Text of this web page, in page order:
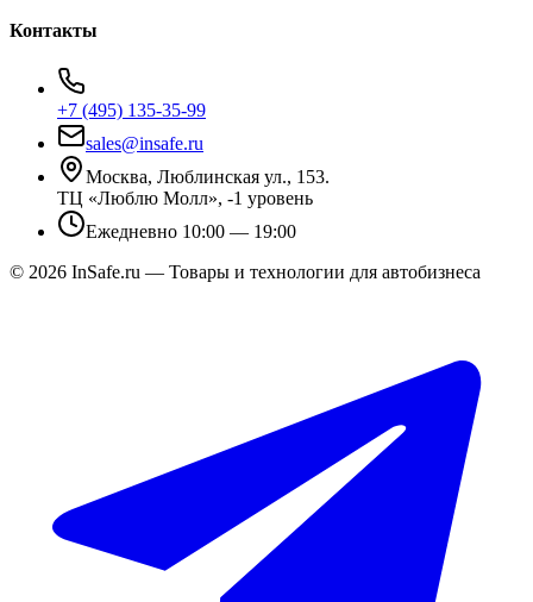
Контакты
+7 (495) 135-35-99
sales@insafe.ru
Москва, Люблинская ул., 153.
ТЦ «Люблю Молл», -1 уровень
Ежедневно 10:00 — 19:00
© 2026 InSafe.ru — Товары и технологии для автобизнеса